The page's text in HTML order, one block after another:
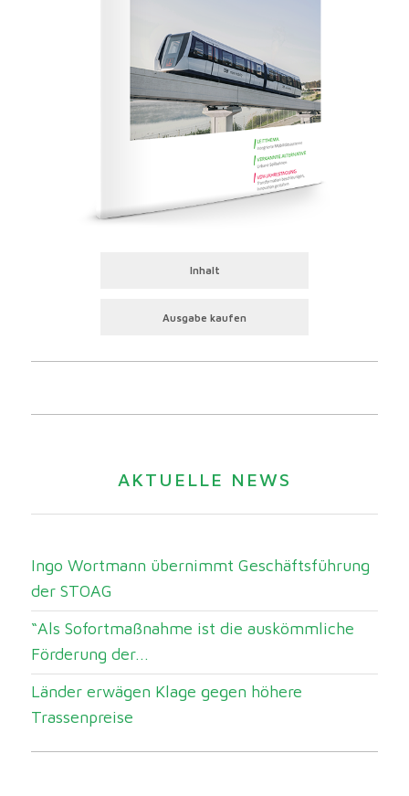
Inhalt
Ausgabe kaufen
AKTUELLE NEWS
Ingo Wortmann übernimmt Geschäftsführung
der STOAG
“Als Sofortmaßnahme ist die auskömmliche
Förderung der...
Länder erwägen Klage gegen höhere
Trassenpreise